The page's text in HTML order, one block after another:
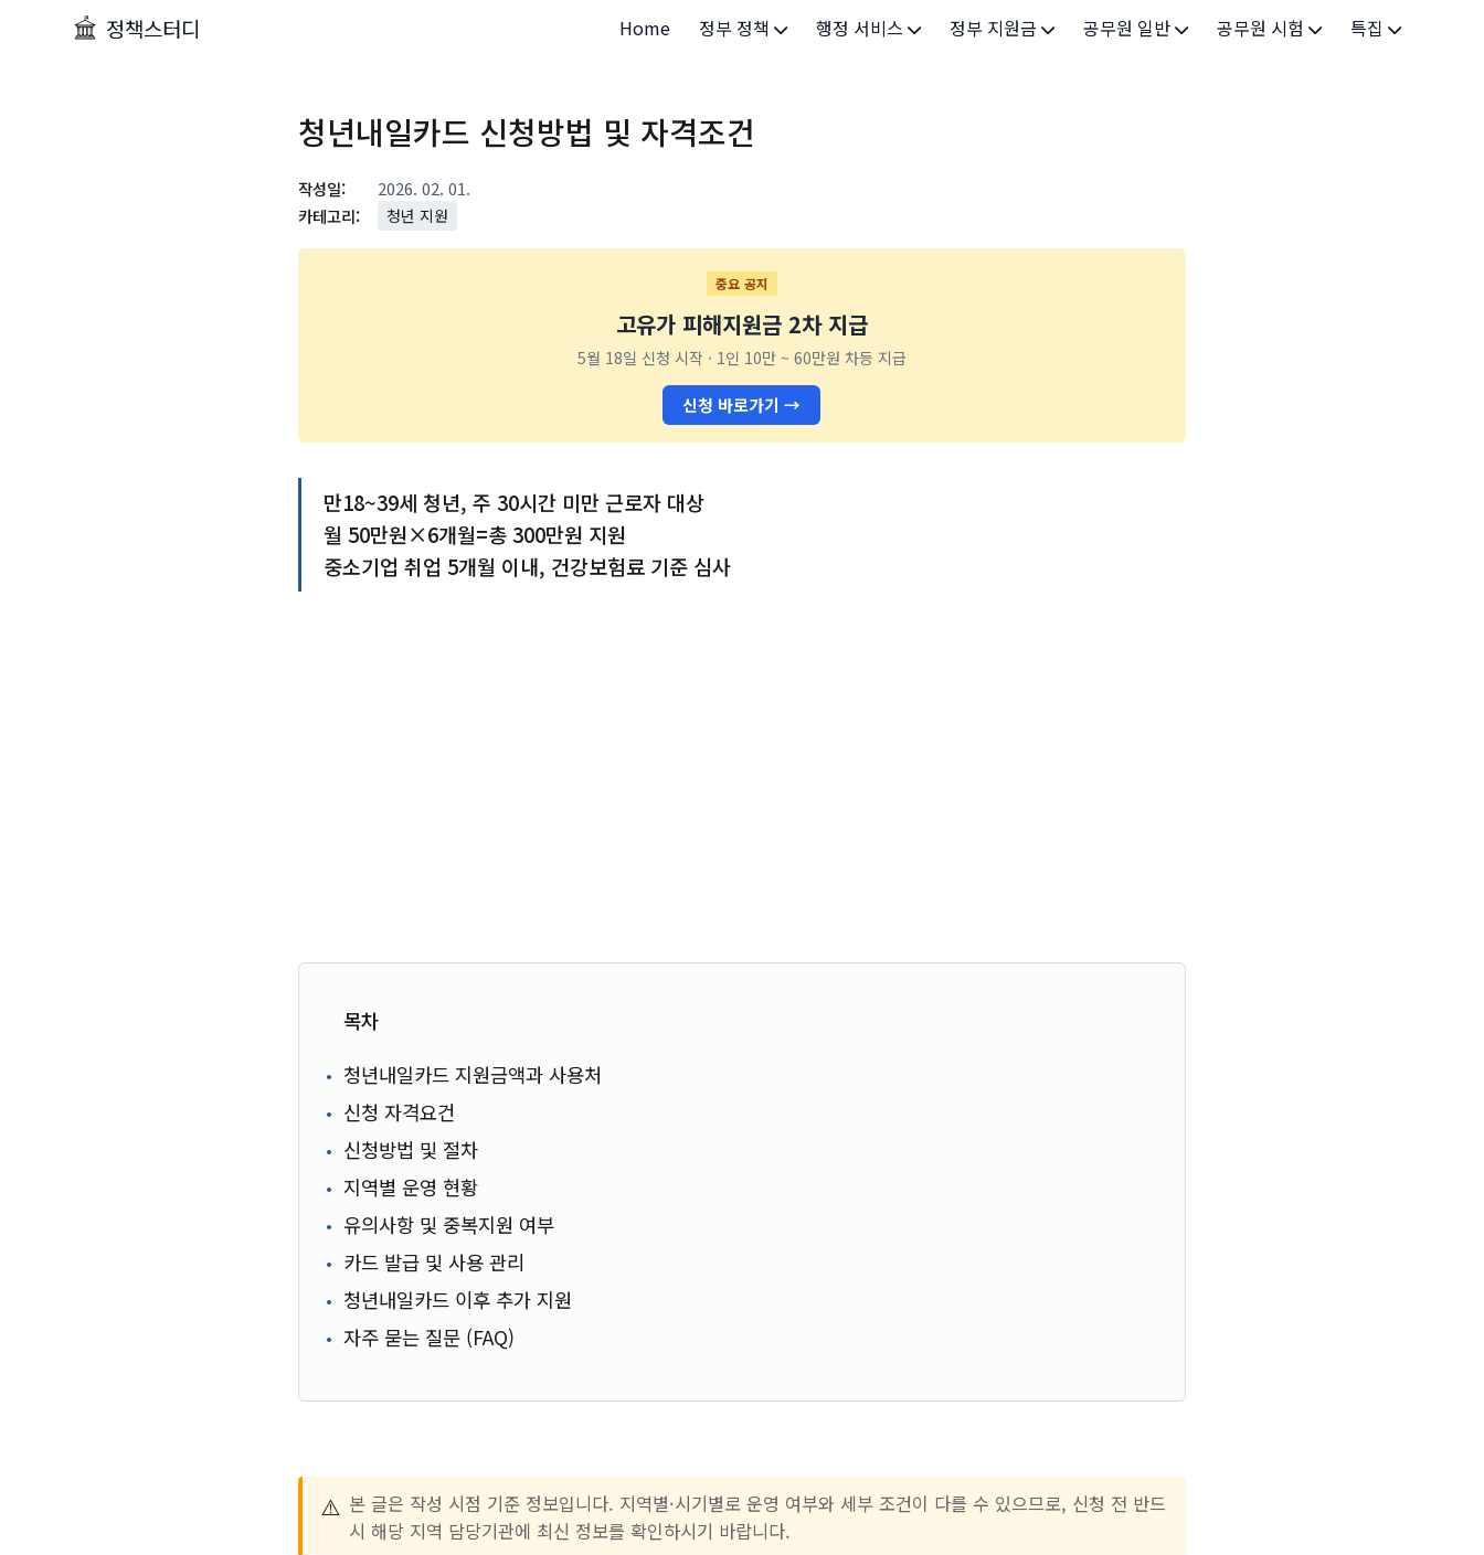
정책스터디 Home 정부 정책
정부 정책
행정 서비스
세무/납부
기타 서비스
정부 지원금 공무원 일반 공무원 시험 특집
청년내일카드 신청방법 및 자격조건
작성일:
2026. 02. 01.
카테고리:
청년 지원
중요 공지
고유가 피해지원금 2차 지급
5월 18일 신청 시작 · 1인 10만 ~ 60만원 차등 지급
신청 바로가기 →
만18~39세 청년, 주 30시간 미만 근로자 대상
월 50만원×6개월=총 300만원 지원
중소기업 취업 5개월 이내, 건강보험료 기준 심사
목차
청년내일카드 지원금액과 사용처
신청 자격요건
신청방법 및 절차
지역별 운영 현황
유의사항 및 중복지원 여부
카드 발급 및 사용 관리
청년내일카드 이후 추가 지원
자주 묻는 질문 (FAQ)
⚠️ 본 글은 작성 시점 기준 정보입니다. 지역별·시기별로 운영 여부와 세부 조건이 다를 수 있으므로, 신청 전 반드
시 해당 지역 담당기관에 최신 정보를 확인하시기 바랍니다.